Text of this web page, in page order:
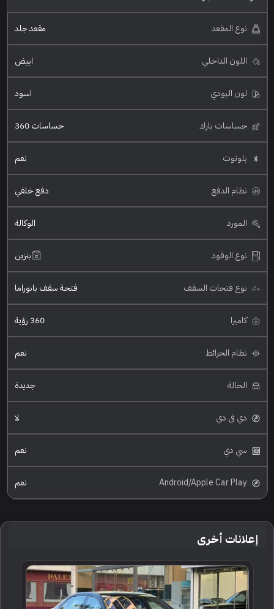
نوع المقعد مقعد جلد
اللون الداخلي ابيض
لون البودي اسود
حساسات بارك حساسات 360
بلوتوث نعم
نظام الدفع دفع خلفي
المورد الوكالة
نوع الوقود بنزين
نوع فتحات السقف فتحة سقف بانوراما
كاميرا 360 رؤية
نظام الخرائط نعم
الحالة جديدة
دي في دي لا
سي دي نعم
Android/Apple Car Play نعم
إعلانات أخرى